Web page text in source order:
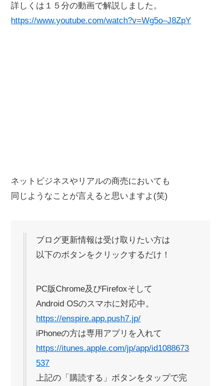
詳しくは１５分の動画で解説しました。
https://www.youtube.com/watch?v=Wg5o–J8ZpY
ネットビジネスやリアルの商売においても
同じようなことが言えると思いますよ(笑)
ブログ更新情報は受け取りたい方は
以下のボタンをクリックするだけ！
PC版Chrome及びFirefoxそして
Android OSのスマホに対応中。
https://enspire.app.push7.jp/
iPhoneの方は専用アプリを入れて
https://itunes.apple.com/jp/app/id1088673
537
上記の「購読する」ボタンをタップで完